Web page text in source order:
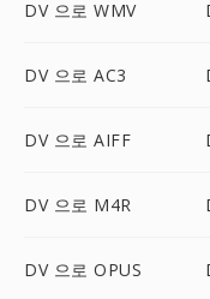
DV 으로 WMV
DV 으로 AC3
DV 으로 AIFF
DV 으로 M4R
DV 으로 OPUS